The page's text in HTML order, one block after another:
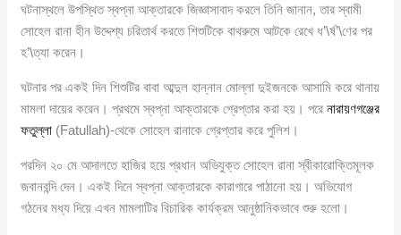
ঘটনাস্থলে উপস্থিত স্বপ্না আক্তারকে জিজ্ঞাসাবাদ করলে তিনি জানান, তার স্বামী
সোহেল রানা হীন উদ্দেশ্য চরিতার্থ করতে শিশুটিকে বাথরুমে আটকে রেখে ধ’\র্ষ’\ণের পর
হ’\ত্যা করেন।
ঘটনার পর একই দিন শিশুটির বাবা আব্দুল হান্নান মোল্লা দুইজনকে আসামি করে থানায়
মামলা দায়ের করেন। প্রথমে স্বপ্না আক্তারকে গ্রেপ্তার করা হয়। পরেনারায়ণগঞ্জের
ফতুল্লা (Fatullah)-থেকে সোহেল রানাকে গ্রেপ্তার করে পুলিশ।
পরদিন ২০ মে আদালতে হাজির হয়ে প্রধান অভিযুক্ত সোহেল রানা স্বীকারোক্তিমূলক
জবানবন্দি দেন। একই দিনে স্বপ্না আক্তারকে কারাগারে পাঠানো হয়। অভিযোগ
গঠনের মধ্য দিয়ে এখন মামলাটির বিচারিক কার্যক্রম আনুষ্ঠানিকভাবে শুরু হলো।